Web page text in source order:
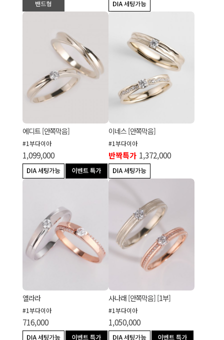
에디트 [안쪽막음]
#1부다이아
1,099,000
이네스 [안쪽막음]
#1부다이아
반짝특가 1,372,000
엘라라
#1부다이아
716,000
사나래 [안쪽막음] [1부]
#1부다이아
1,050,000